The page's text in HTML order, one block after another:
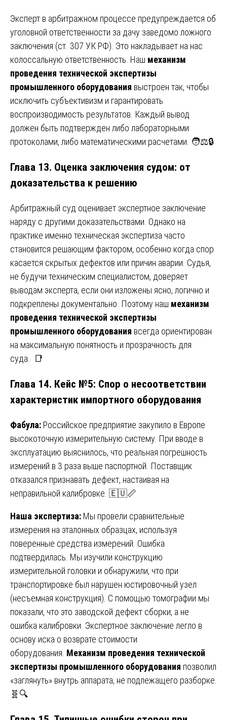
Эксперт в арбитражном процессе предупреждается об
уголовной ответственности за дачу заведомо ложного
заключения (ст. 307 УК РФ). Это накладывает на нас
колоссальную ответственность. Наш механизм
проведения технической экспертизы
промышленного оборудования выстроен так, чтобы
исключить субъективизм и гарантировать
воспроизводимость результатов. Каждый вывод
должен быть подтвержден либо лабораторными
протоколами, либо математическими расчетами. 🧑⚖️🔒
Глава 13. Оценка заключения судом: от
доказательства к решению
Арбитражный суд оценивает экспертное заключение
наряду с другими доказательствами. Однако на
практике именно техническая экспертиза часто
становится решающим фактором, особенно когда спор
касается скрытых дефектов или причин аварии. Судья,
не будучи техническим специалистом, доверяет
выводам эксперта, если они изложены ясно, логично и
подкреплены документально. Поэтому наш механизм
проведения технической экспертизы
промышленного оборудования всегда ориентирован
на максимальную понятность и прозрачность для
суда. 📑
Глава 14. Кейс №5: Спор о несоответствии
характеристик импортного оборудования
Фабула: Российское предприятие закупило в Европе
высокоточную измерительную систему. При вводе в
эксплуатацию выяснилось, что реальная погрешность
измерений в 3 раза выше паспортной. Поставщик
отказался признавать дефект, настаивая на
неправильной калибровке. 🇪🇺📏
Наша экспертиза: Мы провели сравнительные
измерения на эталонных образцах, используя
поверенные средства измерений. Ошибка
подтвердилась. Мы изучили конструкцию
измерительной головки и обнаружили, что при
транспортировке был нарушен юстировочный узел
(несъемная конструкция). С помощью томографии мы
показали, что это заводской дефект сборки, а не
ошибка калибровки. Экспертное заключение легло в
основу иска о возврате стоимости
оборудования. Механизм проведения технической
экспертизы промышленного оборудования позволил
«заглянуть» внутрь аппарата, не подлежащего разборке.
🧬🔍